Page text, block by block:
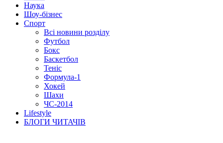
Наука
Шоу-бізнес
Спорт
Всі новини розділу
Футбол
Бокс
Баскетбол
Теніс
Формула-1
Хокей
Шахи
ЧС-2014
Lifestyle
БЛОГИ ЧИТАЧІВ